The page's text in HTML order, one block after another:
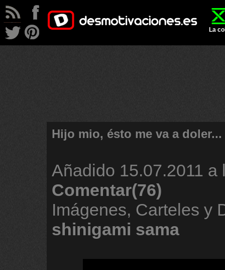
La
Hijo mio, ésto me va a doler...
Añadido 15.07.2011 a
Comentar(76)
Imágenes, Carteles y
shinigami sama